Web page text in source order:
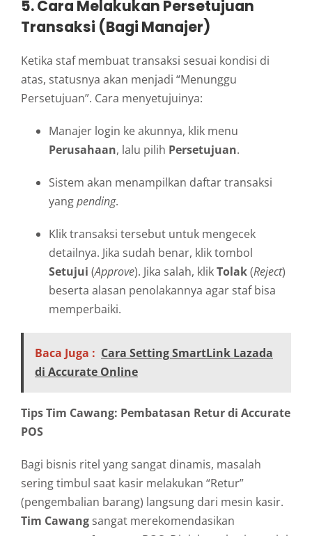
5. Cara Melakukan Persetujuan
Transaksi (Bagi Manajer)
Ketika staf membuat transaksi sesuai kondisi di
atas, statusnya akan menjadi “Menunggu
Persetujuan”. Cara menyetujuinya:
Manajer login ke akunnya, klik menu
Perusahaan, lalu pilih Persetujuan.
Sistem akan menampilkan daftar transaksi
yangpending.
Klik transaksi tersebut untuk mengecek
detailnya. Jika sudah benar, klik tombol
Setujui (Approve). Jika salah, klikTolak(Reject)
beserta alasan penolakannya agar staf bisa
memperbaiki.
Baca Juga : Cara Setting SmartLink Lazada
di Accurate Online
Tips Tim Cawang: Pembatasan Retur di Accurate
POS
Bagi bisnis ritel yang sangat dinamis, masalah
sering timbul saat kasir melakukan “Retur”
(pengembalian barang) langsung dari mesin kasir.
Tim Cawang sangat merekomendasikan